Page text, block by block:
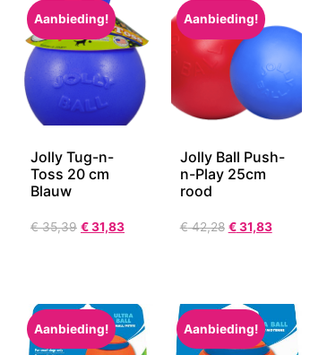
Aanbieding!
Jolly Tug-n-
Toss 20 cm
Blauw
€35,39 €31,83
Aanbieding!
Jolly Ball Push-
n-Play 25cm
rood
€42,28 €31,83
Aanbieding! Aanbieding!